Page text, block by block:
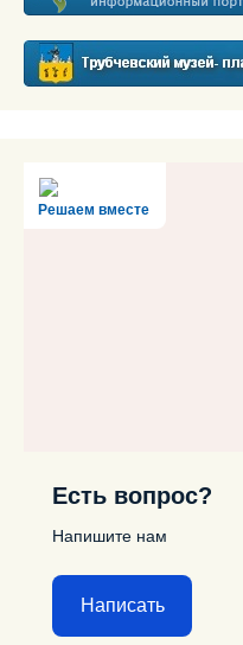
Решаем вместе
Есть вопрос?
Напишите нам
Написать